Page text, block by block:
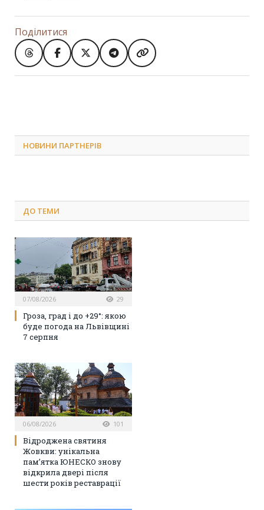
Поділитися
НОВИНИ ПАРТНЕРІВ
ДО ТЕМИ
07/08/2026 29
Гроза, град і до +29°: якою
буде погода на Львівщині
7 серпня
06/08/2026 101
Відроджена святиня
Жовкви: унікальна
пам’ятка ЮНЕСКО знову
відкрила двері після
шести років реставрації